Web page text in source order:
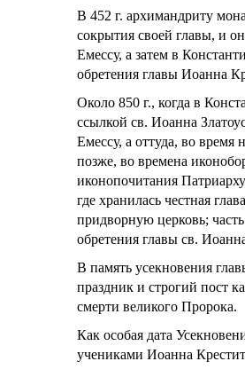
В 452 г. архимандриту
сокрытия своей главы, и
Емессу, а затем в
обретения главы Иоанна
Около 850 г., когда в
ссылкой св. Иоанна
Емессу, а оттуда, во
позже, во времена
иконопочитания
где хранилась честная
придворную церковь;
обретения главы св.
В память усекновения
праздник и строгий пост
смерти великого Пророка.
Как особая дата
учениками Иоанна